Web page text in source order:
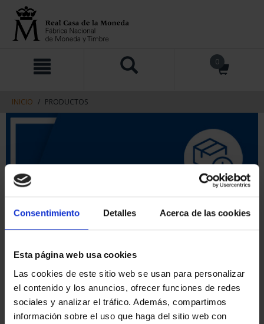
Consentimiento Detalles Acerca de las cookies
Esta página web usa cookies
Las cookies de este sitio web se usan para personalizar
el contenido y los anuncios, ofrecer funciones de redes
sociales y analizar el tráfico. Además, compartimos
información sobre el uso que haga del sitio web con
contenido
navegacin
0
INICIO PRODUCTOS
ORDENAR POR: